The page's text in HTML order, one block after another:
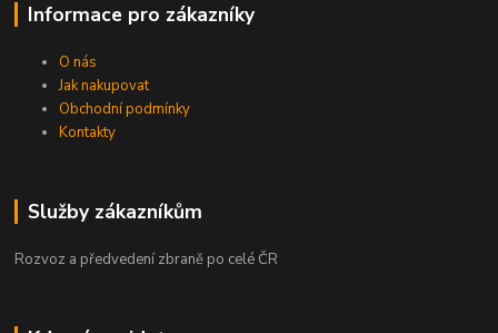
Informace pro zákazníky
O nás
Jak nakupovat
Obchodní podmínky
Kontakty
Služby zákazníkům
Rozvoz a předvedení zbraně po celé ČR